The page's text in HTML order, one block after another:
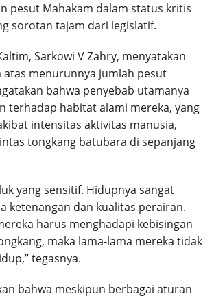
pesut Mahakam dalam status kritis
sorotan tajam dari legislatif.
Sarkowi V Zahry, menyatakan
atas menurunnya jumlah pesut
bahwa penyebab utamanya
terhadap habitat alami mereka, yang
intensitas aktivitas manusia,
tongkang batubara di sepanjang
yang sensitif. Hidupnya sangat
ketenangan dan kualitas perairan.
harus menghadapi kebisingan
maka lama-lama mereka tidak
tegasnya.
bahwa meskipun berbagai aturan